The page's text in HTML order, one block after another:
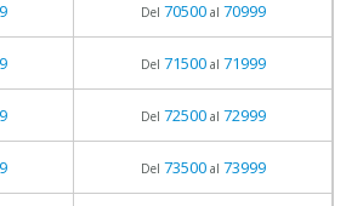
Del 70500al 70999
Del 71500al 71999
Del 72500al 72999
Del 73500al 73999